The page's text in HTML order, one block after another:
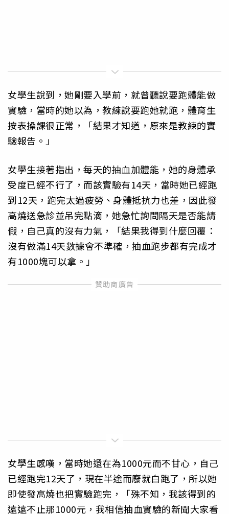
女學生說到，她剛要入學前，就曾聽說要跑體能做
實驗，當時的她以為，教練說要跑她就跑，體育生
按表操課很正常，「結果才知道，原來是教練的實
驗報告。」
女學生接著指出，每天的抽血加體能，她的身體承
受度已經不行了，而該實驗有14天，當時她已經跑
到12天，跑完太過疲勞、身體抵抗力也差，因此發
高燒送急診並吊完點滴，她急忙詢問隔天是否能請
假，自己真的沒有力氣，「結果我得到什麼回覆：
沒有做滿14天數據會不準確，抽血跑步都有完成才
有1000塊可以拿。」
女學生感嘆，當時她還在為1000元而不甘心，自己
已經跑完12天了，現在半途而廢就白跑了，所以她
即使發高燒也把實驗跑完，「殊不知，我該得到的
遠遠不止那1000元，我相信抽血實驗的新聞大家看